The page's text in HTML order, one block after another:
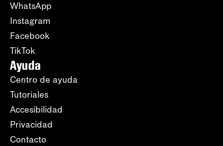
WhatsApp
Instagram
Facebook
TikTok
Ayuda
Centro de ayuda
Tutoriales
Accesibilidad
Privacidad
Contacto